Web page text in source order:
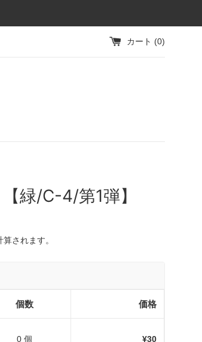
カート (0)
緑/C-4/第1弾】
されます。
個数 価格
0 個 ¥30